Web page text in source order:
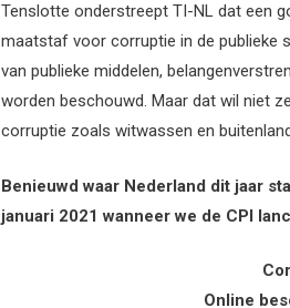
Tenslotte onderstreept TI-NL dat een
maatstaf voor corruptie in de publieke
van publieke middelen,
worden beschouwd. Maar dat wil niet
corruptie zoals witwassen en
Benieuwd waar Nederland dit jaar
januari 2021 wanneer we de CPI
Online